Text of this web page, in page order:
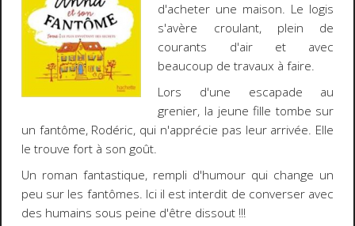
d'acheter une maison. Le logis
s'avère croulant, plein de
courants d'air et avec
beaucoup de travaux à faire.
Lors d'une escapade au
grenier, la jeune fille tombe sur
un fantôme, Rodéric, qui n'apprécie pas leur arrivée. Elle
le trouve fort à son goût.
Un roman fantastique, rempli d'humour qui change un
peu sur les fantômes. Ici il est interdit de converser avec
des humains sous peine d'être dissout !!!